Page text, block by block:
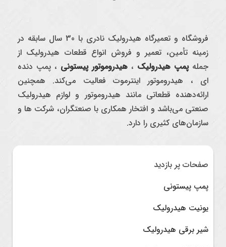
فروشگاه و تعمیرگاه هیدرولیک نادری با 30 سال سابقه در
زمینه تأمین، تعمیر و فروش انواع قطعات هیدرولیک از
جملهپمپ هیدرولیک ، هیدروموتور پیستونی، پمپ دنده
ای ، هیدروموتور اینترموت فعالیت می‌کند. همچنین
ارائه‌دهنده قطعاتی مانند هیدروموتور و لوازم هیدرولیک
صنعتی می‌باشد و افتخار همکاری با صنعتگران، شرکت ها و
سازمان‌های کثیری را دارد.
صفحات پر بازدید
پمپ پیستونی
یونیت هیدرولیک
شیر برقی هیدرولیک